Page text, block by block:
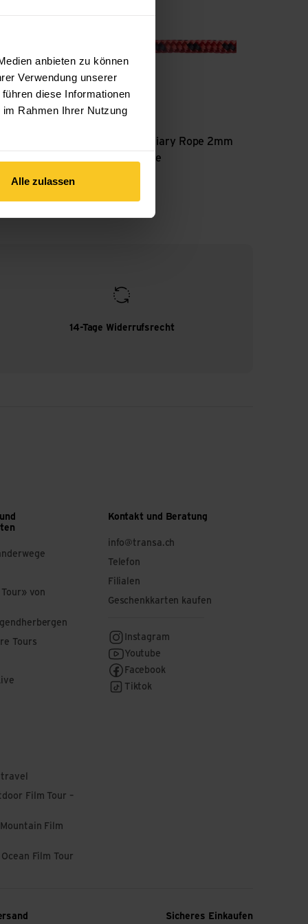
anbieten zu können
Verwendung unserer
diese Informationen
Rahmen Ihrer Nutzung
Alle zulassen
Auxiliary Rope 2mm
Meterware
14-Tage Widerrufsrecht
von
Tours
Film Tour –
Film
Film Tour
Kontakt und Beratung
info@transa.ch
Telefon
Filialen
Geschenkkarten kaufen
Instagram
Youtube
Facebook
Tiktok
Sicheres Einkaufen